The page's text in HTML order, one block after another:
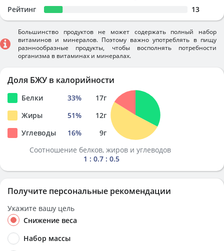
Рейтинг 13
Большинство продуктов не может содержать полный набор
витаминов и минералов. Поэтому важно употреблять в пищу
разннообразные продукты, чтобы восполнять потребности
организма в витаминах и минералах.
Доля БЖУ в калорийности
Белки 33% 17г
Жиры
51% 12г
Углеводы
16% 9г
Соотношение белков, жиров и углеводов
1 : 0.7 : 0.5
Получите персональные рекомендации
Укажите вашу цель
Снижение веса
Набор массы